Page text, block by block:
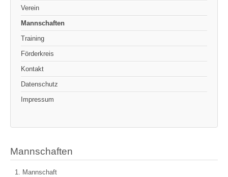
Verein
Mannschaften
Training
Förderkreis
Kontakt
Datenschutz
Impressum
Mannschaften
Mannschaft